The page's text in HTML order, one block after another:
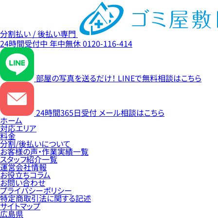
分割払い / 後払い専門
24時間受付中 年中無休0120-116-414
部屋の写真を送るだけ！ LINEで無料相談はこちら
24時間365日受付 メール相談はこちら
ホーム
対応エリア
料金
分割/後払いについて
お客様の声・作業実績一覧
スタッフ紹介一覧
運営会社情報
お役立ちコラム
お問い合わせ
プライバシーポリシー
特定商取引法に関する記述
サイトマップ
広島県